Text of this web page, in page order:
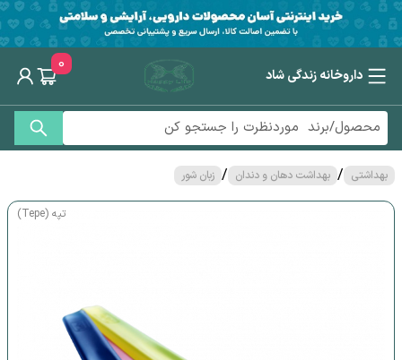
داروخانه زندگی شاد
0
بهداشتی / بهداشت دهان و دندان / زبان شور
تپه (Tepe)